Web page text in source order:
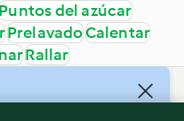
del azúcar
PrelavadoCalentar
Rallar